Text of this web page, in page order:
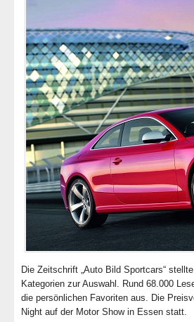
Die Zeitschrift „Auto Bild Sportcars“
Kategorien zur Auswahl. Rund 68.000
die persönlichen Favoriten aus. Die
Night auf der Motor Show in Essen statt.